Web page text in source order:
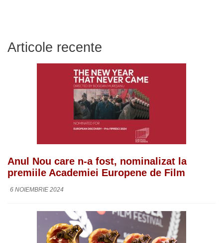
Articole recente
Anul Nou care n-a fost, nominalizat la
premiile Academiei Europene de Film
6 NOIEMBRIE 2024